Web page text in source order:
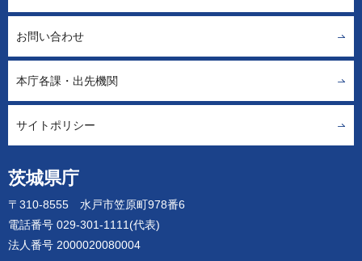
茨城県庁
〒310-8555 水戸市笠原町978番6
電話番号 029-301-1111(代表)
法人番号 2000020080004
お問い合わせ
本庁各課・出先機関
サイトポリシー